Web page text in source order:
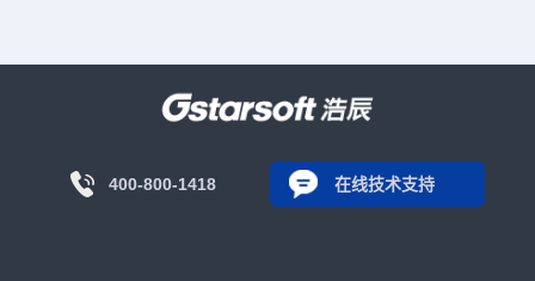
400-800-1418 在线技术支持